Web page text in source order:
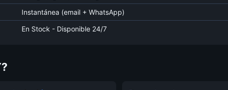
Instantánea (email + WhatsApp)
En Stock - Disponible 24/7